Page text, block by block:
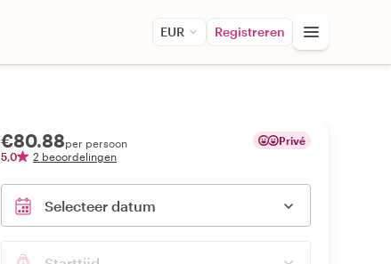
EUR Registreren
€80.88per persoon
5,0
2 beoordelingen
Privé
Selecteer datum